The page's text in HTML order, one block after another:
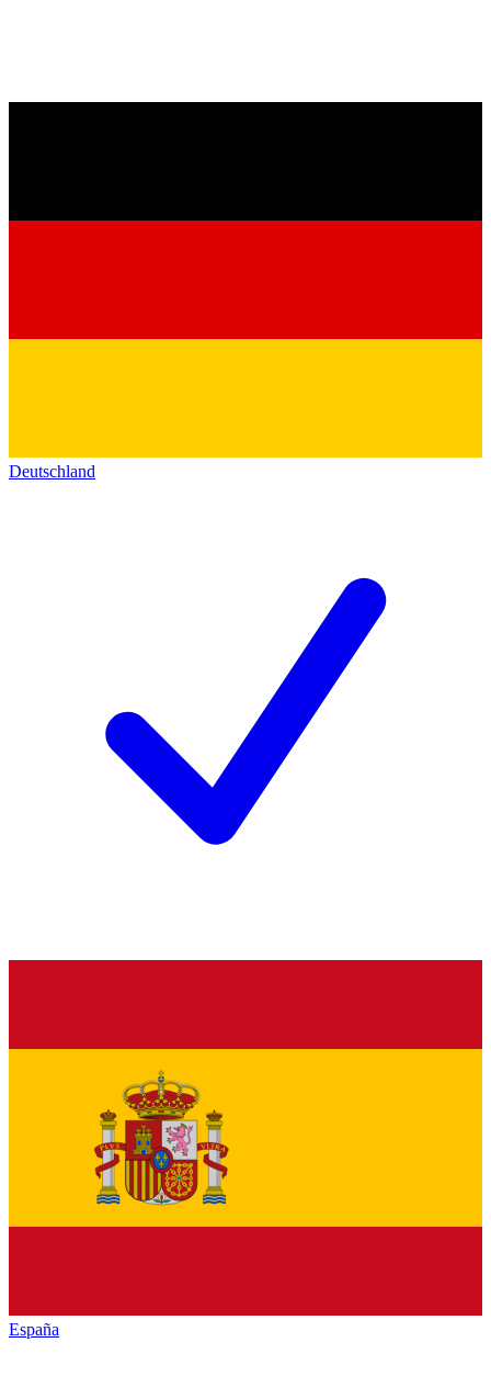
Deutschland
España